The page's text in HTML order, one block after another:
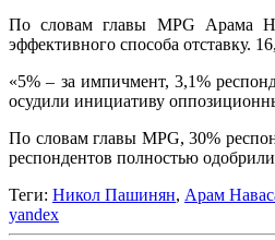
По словам главы MPG Арама
эффективного способа отставку.
«5% – за импичмент, 3,1%
осудили инициативу
По словам главы MPG, 30%
респондентов полностью
Теги: Никол Пашинян, Арам
yandex